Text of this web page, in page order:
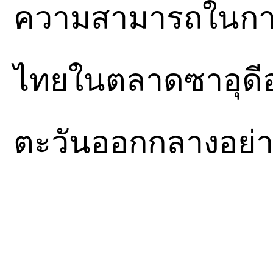
ความสามารถใน
ไทยในตลาดซาอุดี
ตะวันออกกลางอย่